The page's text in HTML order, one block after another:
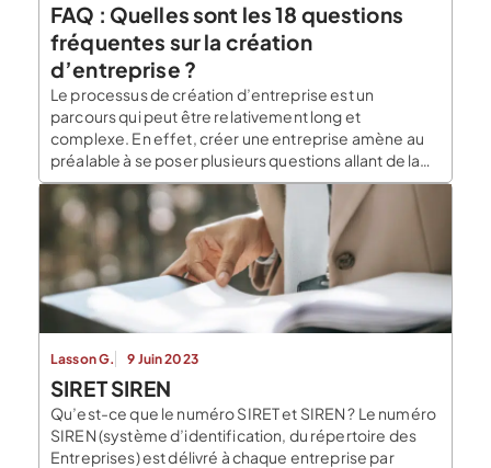
FAQ : Quelles sont les 18 questions
fréquentes sur la création
d’entreprise ?
Le processus de création d’entreprise est un
parcours qui peut être relativement long et
complexe. En effet, créer une entreprise amène au
préalable à se poser plusieurs questions allant de la
conception de l’idée jusqu’au lancement de l’activité.
Ceci en passant par les hypothèses de création, la
préparation du business model et la matérialisation
du […]
Lasson G. 9 Juin 2023
SIRET SIREN
Qu’est-ce que le numéro SIRET et SIREN ? Le numéro
SIREN (système d’identification, du répertoire des
Entreprises) est délivré à chaque entreprise par